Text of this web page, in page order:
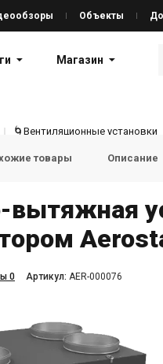
Объекты
Магазин
🌀Вентиляционные установки
товары Описание
вытяжная
0 Aртикул: AER-000076